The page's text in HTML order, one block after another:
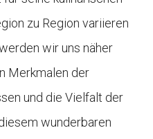
zu Region variieren
wir uns näher
Merkmalen der
und die Vielfalt der
wunderbaren